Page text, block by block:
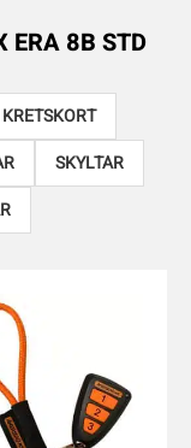
ERA 8B STD
KRETSKORT
SKYLTAR